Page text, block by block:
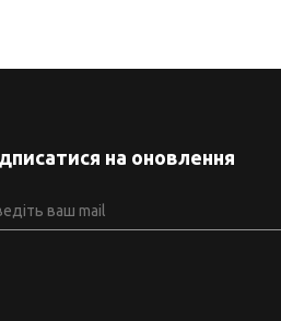
на оновлення